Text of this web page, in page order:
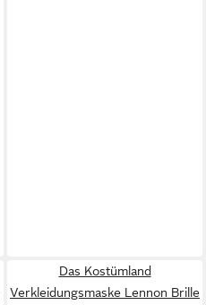
Das Kostümland
Verkleidungsmaske Lennon Brille